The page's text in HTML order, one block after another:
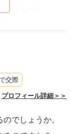
ております。
りますし、
もいるでしょ
るのですか？
交際
プロフィール詳細＞＞
でしょうか。